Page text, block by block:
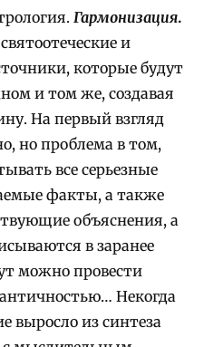
Гармонизация.
и
которые будут
и том же, создавая
На первый взгляд
но проблема в том,
все серьезные
факты, а также
объяснения, а
в заранее
можно провести
Некогда
выросло из синтеза